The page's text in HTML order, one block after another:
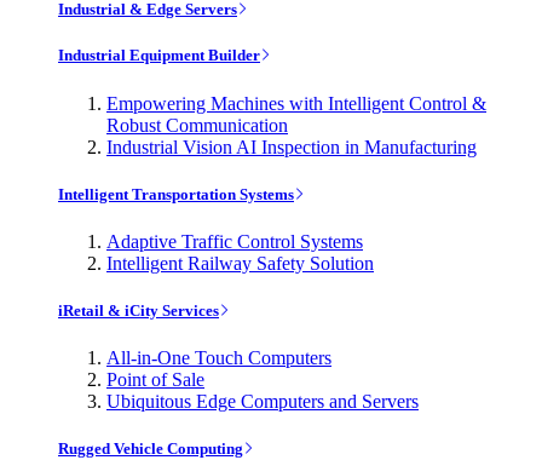
Industrial & Edge Servers
Industrial Equipment Builder
Empowering Machines with Intelligent Control &
Robust Communication
Industrial Vision AI Inspection in Manufacturing
Intelligent Transportation Systems
Adaptive Traffic Control Systems
Intelligent Railway Safety Solution
iRetail & iCity Services
All-in-One Touch Computers
Point of Sale
Ubiquitous Edge Computers and Servers
Rugged Vehicle Computing